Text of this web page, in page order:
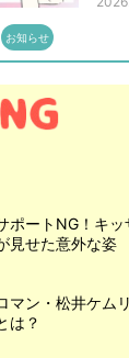
お知らせ
ポートNG！キ
見せた意外な姿
マン・松井ケム
は？